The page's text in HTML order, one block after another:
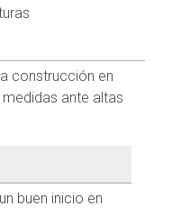
se habilitaron
puedan hacer
que tienen todas las
el recinto listas para
no le convence de
vidrios en las
construcción en
ante altas
buen inicio en